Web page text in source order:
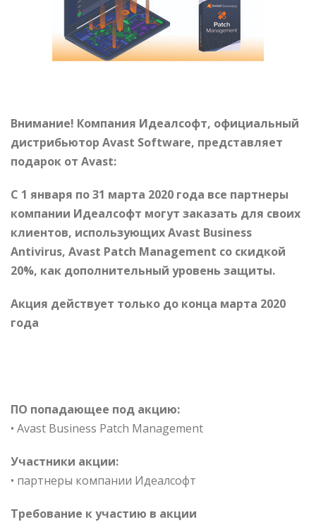
Внимание! Компания Идеалсофт, официальный
дистрибьютор Avast Software, представляет
подарок от Avast:
С 1 января по 31 марта 2020 года все партнеры
компании Идеалсофт могут заказать для своих
клиентов, использующих Avast Business
Antivirus, Avast Patch Management со скидкой
20%, как дополнительный уровень защиты.
Акция действует только до конца марта 2020
года
ПО попадающее под акцию:
• Avast Business Patch Management
Участники акции:
• партнеры компании Идеалсофт
Требование к участию в акции